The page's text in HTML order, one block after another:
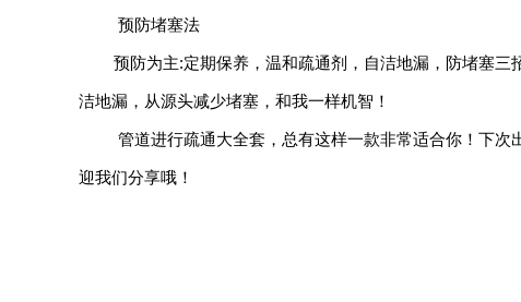
预防堵塞法
预防为主:定期保养，温和疏通剂，自洁地漏，防堵塞
洁地漏，从源头减少堵塞，和我一样机智！
管道进行疏通大全套，总有这样一款非常适合你！下
迎我们分享哦！